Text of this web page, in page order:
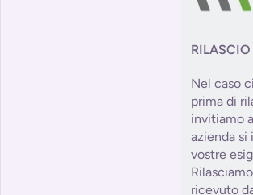
RILASCIO
Nel caso
prima di
invitiamo
azienda si
vostre
ricevuto